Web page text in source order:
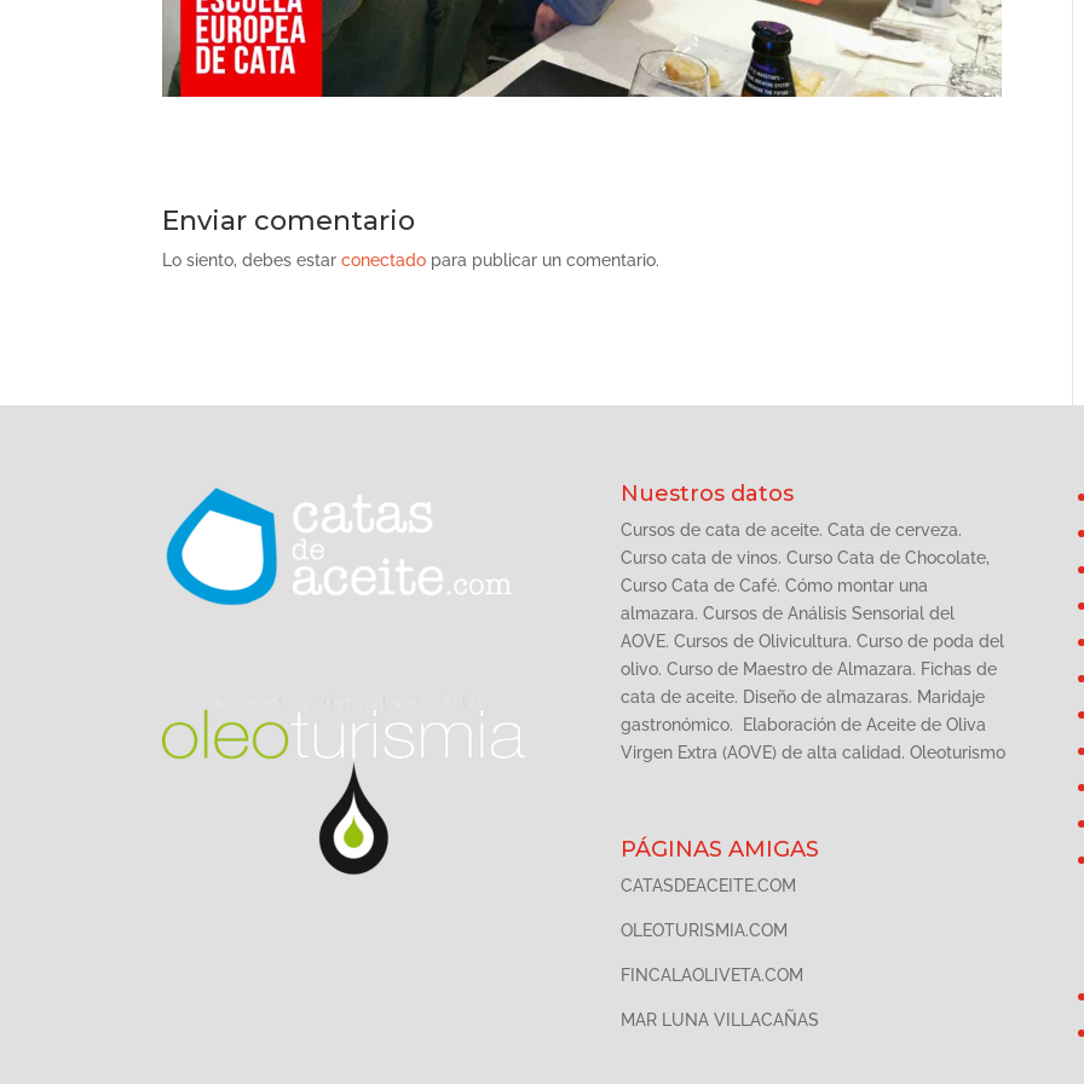
Enviar comentario
Lo siento, debes estarconectado para publicar un comentario.
Nuestros datos
Cursos de cata de aceite. Cata de cerveza.
Curso cata de vinos. Curso Cata de Chocolate,
Curso Cata de Café. Cómo montar una
almazara. Cursos de Análisis Sensorial del
AOVE. Cursos de Olivicultura. Curso de poda del
olivo. Curso de Maestro de Almazara. Fichas de
cata de aceite. Diseño de almazaras. Maridaje
gastronómico. Elaboración de Aceite de Oliva
Virgen Extra (AOVE) de alta calidad. Oleoturismo
PÁGINAS AMIGAS
CATASDEACEITE.COM
OLEOTURISMIA.COM
FINCALAOLIVETA.COM
MAR LUNA VILLACAÑAS